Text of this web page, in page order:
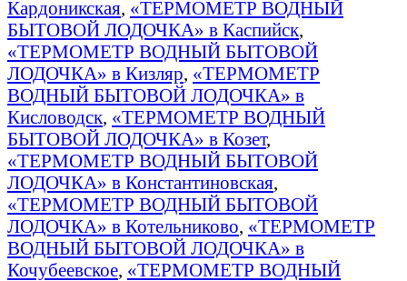
Кардоникская, «ТЕРМОМЕТР ВОДНЫЙ
БЫТОВОЙ ЛОДОЧКА» в Каспийск,
«ТЕРМОМЕТР ВОДНЫЙ БЫТОВОЙ
ЛОДОЧКА» в Кизляр, «ТЕРМОМЕТР
ВОДНЫЙ БЫТОВОЙ ЛОДОЧКА» в
Кисловодск, «ТЕРМОМЕТР ВОДНЫЙ
БЫТОВОЙ ЛОДОЧКА» в Козет,
«ТЕРМОМЕТР ВОДНЫЙ БЫТОВОЙ
ЛОДОЧКА» в Константиновская,
«ТЕРМОМЕТР ВОДНЫЙ БЫТОВОЙ
ЛОДОЧКА» в Котельниково, «ТЕРМОМЕТР
ВОДНЫЙ БЫТОВОЙ ЛОДОЧКА» в
Кочубеевское, «ТЕРМОМЕТР ВОДНЫЙ